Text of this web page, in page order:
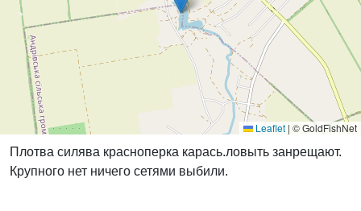
Leaflet | © GoldFishNet
Плотва силява красноперка карась.ловыть занрещают.
Крупного нет ничего сетями выбили.